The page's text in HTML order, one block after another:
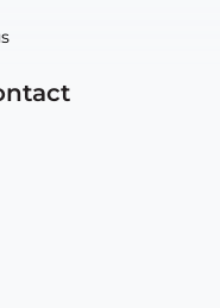
21 61